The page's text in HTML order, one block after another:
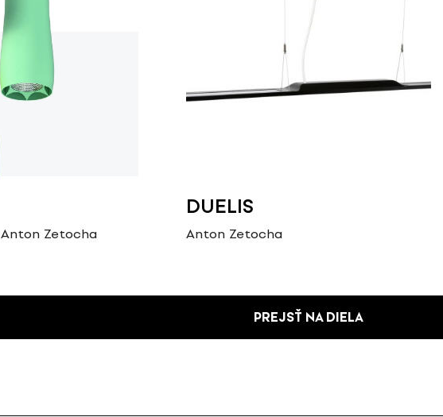
Anton Zetocha
DUELIS
Anton Zetocha
PREJSŤ NA DIELA